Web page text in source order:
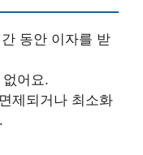
동안 이자를 받
어요.
제되거나 최소화